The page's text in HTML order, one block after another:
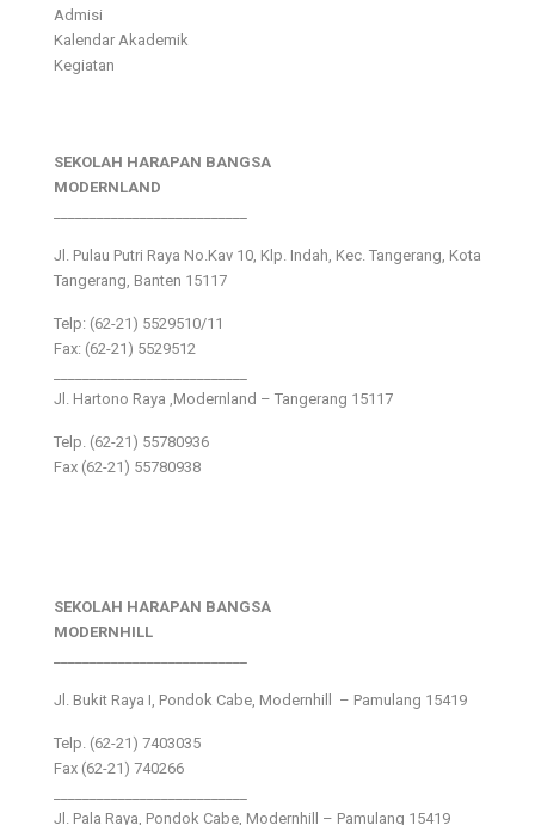
Admisi
Kalendar Akademik
Kegiatan
SEKOLAH HARAPAN BANGSA
MODERNLAND
Jl. Pulau Putri Raya No.Kav 10, Klp. Indah, Kec. Tangerang, Kota
Tangerang, Banten 15117
Telp: (62-21) 5529510/11
Fax: (62-21) 5529512
Jl. Hartono Raya ,Modernland – Tangerang 15117
Telp. (62-21) 55780936
Fax (62-21) 55780938
SEKOLAH HARAPAN BANGSA
MODERNHILL
Jl. Bukit Raya I, Pondok Cabe, Modernhill – Pamulang 15419
Telp. (62-21) 7403035
Fax (62-21) 740266
Jl. Pala Raya, Pondok Cabe, Modernhill – Pamulang 15419